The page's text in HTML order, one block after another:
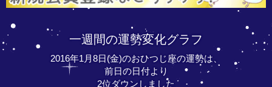
一週間の運勢変化グラフ
2016年1月8日(金)のおひつじ座の運勢は、
前日の日付より
2位ダウンしました